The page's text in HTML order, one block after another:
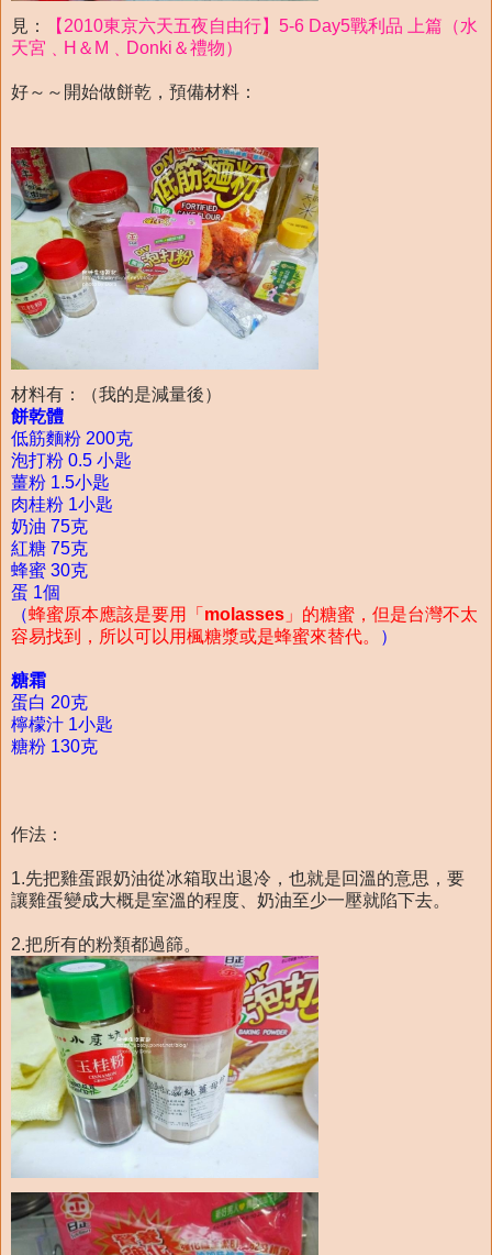
見：
【2010東京六天五夜自由行】5-6 Day5戰利品 上篇（水
天宮﹑H＆M﹑Donki＆禮物）
好～～開始做餅乾，預備材料：
材料有：（我的是減量後）
餅乾體
低筋麵粉 200克
泡打粉 0.5 小匙
薑粉 1.5小匙
肉桂粉 1小匙
奶油 75克
紅糖 75克
蜂蜜 30克
蛋 1個
（蜂蜜原本應該是要用「 molasses 」的糖蜜，但是台灣不太
容易找到，所以可以用楓糖漿或是蜂蜜來替代。
）
糖霜
蛋白 20克
檸檬汁 1小匙
糖粉 130克
作法：
1.先把雞蛋跟奶油從冰箱取出退冷，也就是回溫的意思，要
讓雞蛋變成大概是室溫的程度、奶油至少一壓就陷下去。
2.把所有的粉類都過篩。